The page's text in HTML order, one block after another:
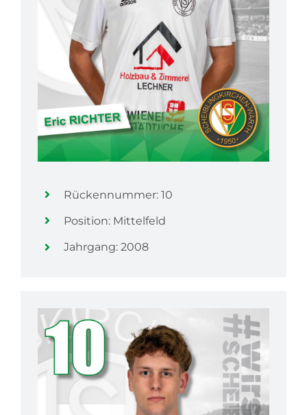
Rückennummer: 10
Position: Mittelfeld
Jahrgang: 2008